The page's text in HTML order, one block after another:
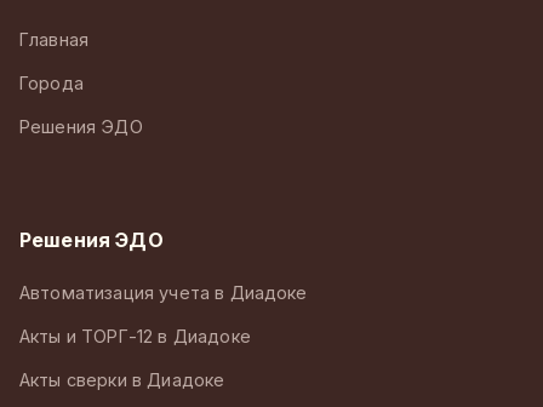
Главная
Города
Решения ЭДО
Решения ЭДО
Автоматизация учета в Диадоке
Акты и ТОРГ-12 в Диадоке
Акты сверки в Диадоке